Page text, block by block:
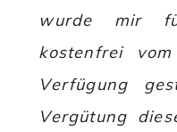
wurde mir
kostenfrei vom
Verfügung
Vergütung